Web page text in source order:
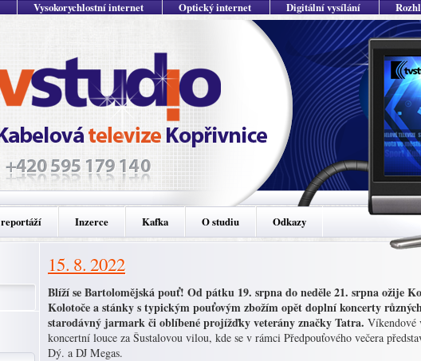
Vysokorychlostní internet Optický internet Digitální vysílání
Inzerce Kafka O studiu Odkazy
15. 8. 2022
Blíží se Bartolomějská pouť! Od pátku 19. srpna do neděle 21. srpna ožije
Kolotoče a stánky s typickým pouťovým zbožím opět doplní koncerty
starodávný jarmark či oblíbené projížďky veterány značky Tatra. Víkendové
koncertní louce za Šustalovou vilou, kde se v rámci Předpouťového večera
Dý. a DJ Megas.